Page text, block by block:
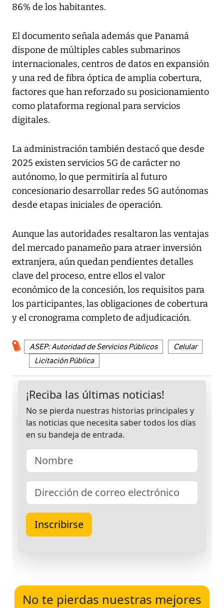
86% de los habitantes.
El documento señala además que Panamá
dispone de múltiples cables submarinos
internacionales, centros de datos en expansión
y una red de fibra óptica de amplia cobertura,
factores que han reforzado su posicionamiento
como plataforma regional para servicios
digitales.
La administración también destacó que desde
2025 existen servicios 5G de carácter no
autónomo, lo que permitiría al futuro
concesionario desarrollar redes 5G autónomas
desde etapas iniciales de operación.
Aunque las autoridades resaltaron las ventajas
del mercado panameño para atraer inversión
extranjera, aún quedan pendientes detalles
clave del proceso, entre ellos el valor
económico de la concesión, los requisitos para
los participantes, las obligaciones de cobertura
y el cronograma completo de adjudicación.
ASEP: Autoridad de Servicios Públicos
Celular
Licitación Pública
No te pierdas nuestras mejores